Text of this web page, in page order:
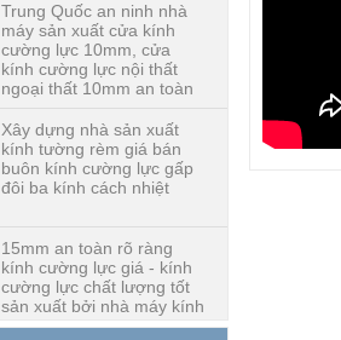
máy sản xuất cửa kính
cường lực 10mm, cửa
kính cường lực nội thất
ngoại thất 10mm an toàn
kính tường rèm giá bán
buôn kính cường lực gấp
đôi ba kính cách nhiệt
kính cường lực giá - kính
cường lực chất lượng tốt
sản xuất bởi nhà máy kính
xây dựng chuyên nghiệp